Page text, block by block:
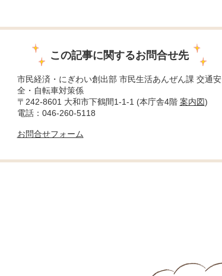
この記事に関するお問合せ先
市民経済・にぎわい創出部 市民生活あんぜん課 交通安
全・自転車対策係
〒242-8601 大和市下鶴間1-1-1 (本庁舎4階 案内図)
電話：046-260-5118
お問合せフォーム